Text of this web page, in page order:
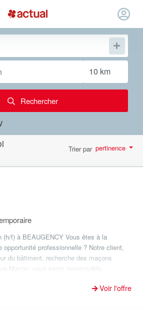
Rechercher
Trier par pertinence
(h/f) à BEAUGENCY Vous êtes à la
opportunité professionnelle ? Notre client,
du bâtiment, recherche des maçons
Maçon, vous serez responsable...
Voir l'offre